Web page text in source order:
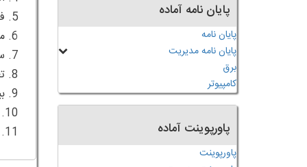
11. منابع فارسی و انگلیسی
پایان نامه آماده
پایان نامه
پایان نامه مدیریت
برق
کامپیوتر
پاورپوینت آماده
پاورپوینت